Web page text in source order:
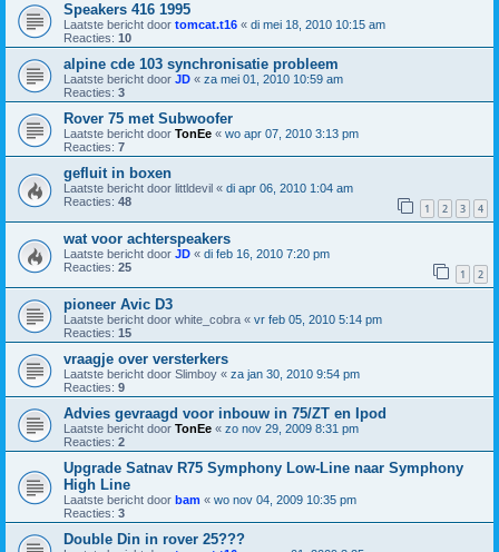
Speakers 416 1995
Laatste bericht door tomcat.t16 « di mei 18, 2010 10:15 am
Reacties: 10
alpine cde 103 synchronisatie probleem
Laatste bericht door JD « za mei 01, 2010 10:59 am
Reacties: 3
Rover 75 met Subwoofer
Laatste bericht door TonEe « wo apr 07, 2010 3:13 pm
Reacties: 7
gefluit in boxen
Laatste bericht door littldevil « di apr 06, 2010 1:04 am
Reacties: 48 1 2 3 4
wat voor achterspeakers
Laatste bericht door JD « di feb 16, 2010 7:20 pm
Reacties: 25 1 2
pioneer Avic D3
Laatste bericht door white_cobra « vr feb 05, 2010 5:14 pm
Reacties: 15
vraagje over versterkers
Laatste bericht door Slimboy « za jan 30, 2010 9:54 pm
Reacties: 9
Advies gevraagd voor inbouw in 75/ZT en Ipod
Laatste bericht door TonEe « zo nov 29, 2009 8:31 pm
Reacties: 2
Upgrade Satnav R75 Symphony Low-Line naar Symphony
High Line
Laatste bericht door bam « wo nov 04, 2009 10:35 pm
Reacties: 3
Double Din in rover 25???